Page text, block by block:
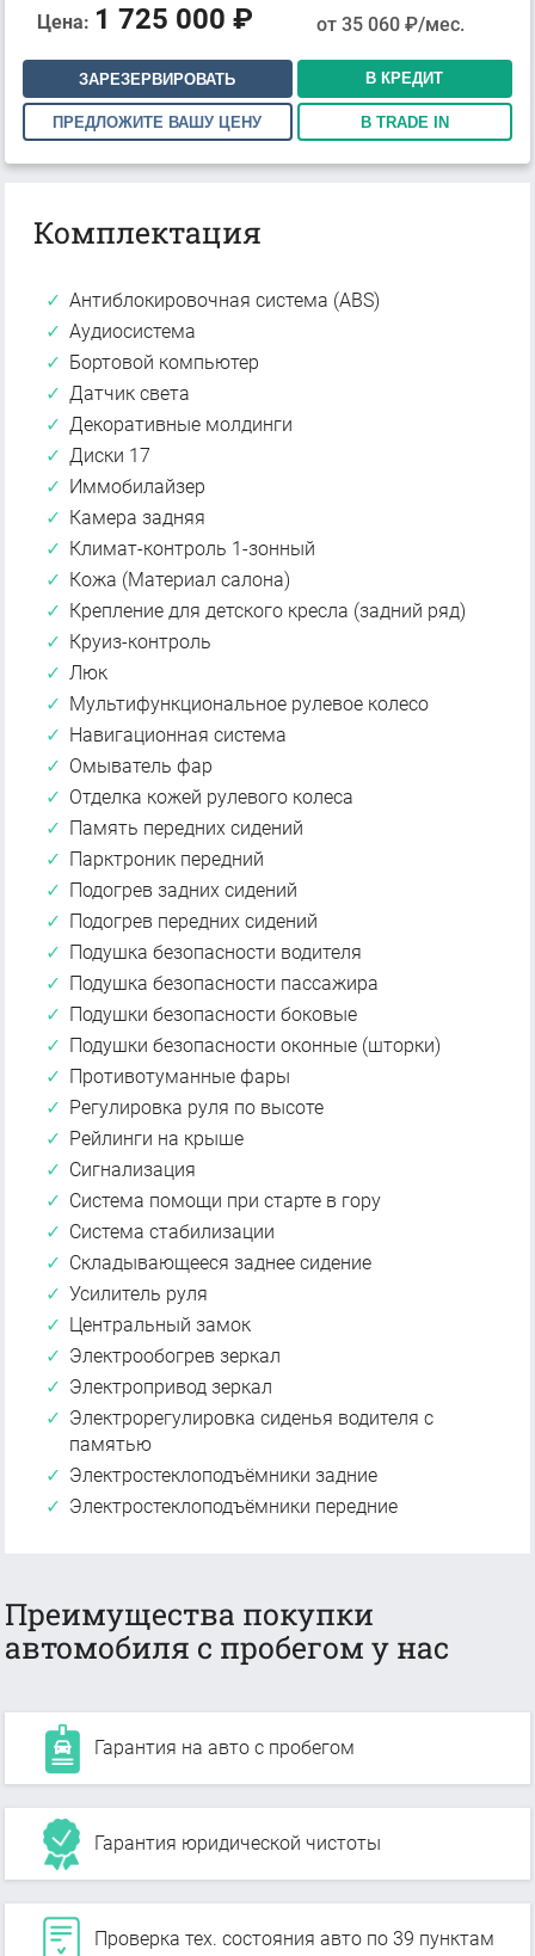
Цена: 1 725 000 ₽ от 35 060₽/мес.
ЗАРЕЗЕРВИРОВАТЬ В КРЕДИТ
ПРЕДЛОЖИТЕ ВАШУ ЦЕНУ В TRADE IN
Комплектация
Антиблокировочная система (ABS)
Аудиосистема
Бортовой компьютер
Датчик света
Декоративные молдинги
Диски 17
Иммобилайзер
Камера задняя
Климат-контроль 1-зонный
Кожа (Материал салона)
Крепление для детского кресла (задний ряд)
Круиз-контроль
Люк
Мультифункциональное рулевое колесо
Навигационная система
Омыватель фар
Отделка кожей рулевого колеса
Память передних сидений
Парктроник передний
Подогрев задних сидений
Подогрев передних сидений
Подушка безопасности водителя
Подушка безопасности пассажира
Подушки безопасности боковые
Подушки безопасности оконные (шторки)
Противотуманные фары
Регулировка руля по высоте
Рейлинги на крыше
Сигнализация
Система помощи при старте в гору
Система стабилизации
Складывающееся заднее сидение
Усилитель руля
Центральный замок
Электрообогрев зеркал
Электропривод зеркал
Электрорегулировка сиденья водителя с
памятью
Электростеклоподъёмники задние
Электростеклоподъёмники передние
Преимущества покупки
автомобиля с пробегом у нас
Гарантия на авто с пробегом
Гарантия юридической чистоты
Проверка тех. состояния авто по 39 пунктам